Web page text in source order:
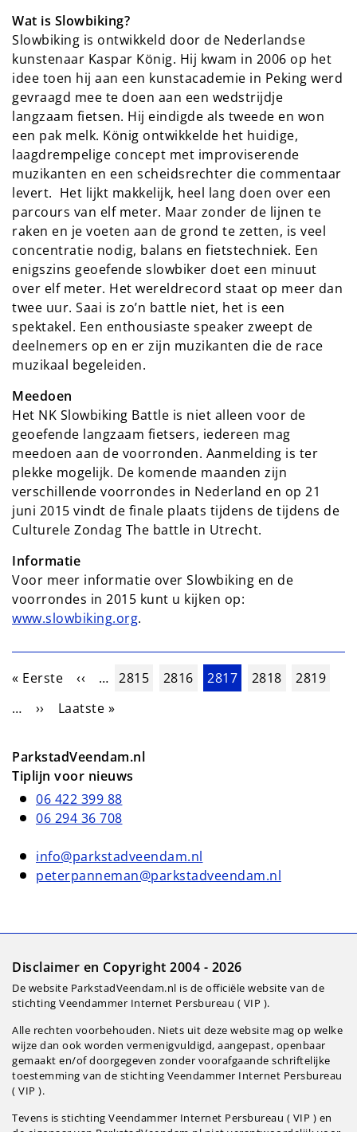
Wat is Slowbiking?
Slowbiking is ontwikkeld door de Nederlandse
kunstenaar Kaspar König. Hij kwam in 2006 op het
idee toen hij aan een kunstacademie in Peking werd
gevraagd mee te doen aan een wedstrijdje
langzaam fietsen. Hij eindigde als tweede en won
een pak melk. König ontwikkelde het huidige,
laagdrempelige concept met improviserende
muzikanten en een scheidsrechter die commentaar
levert. Het lijkt makkelijk, heel lang doen over een
parcours van elf meter. Maar zonder de lijnen te
raken en je voeten aan de grond te zetten, is veel
concentratie nodig, balans en fietstechniek. Een
enigszins geoefende slowbiker doet een minuut
over elf meter. Het wereldrecord staat op meer dan
twee uur. Saai is zo’n battle niet, het is een
spektakel. Een enthousiaste speaker zweept de
deelnemers op en er zijn muzikanten die de race
muzikaal begeleiden.
Meedoen
Het NK Slowbiking Battle is niet alleen voor de
geoefende langzaam fietsers, iedereen mag
meedoen aan de voorronden. Aanmelding is ter
plekke mogelijk. De komende maanden zijn
verschillende voorrondes in Nederland en op 21
juni 2015 vindt de finale plaats tijdens de tijdens de
Culturele Zondag The battle in Utrecht.
Informatie
Voor meer informatie over Slowbiking en de
voorrondes in 2015 kunt u kijken op:
www.slowbiking.org.
Paginering
Eerste pagina
« Eerste Vorige pagina
‹‹ … Pagina
2815 Pagina
2816 Huidige pagina
2817 Pagina
2818 Pagina
2819
…
Volgende pagina
›› Laatste pagina
Laatste »
ParkstadVeendam.nl
Tiplijn voor nieuws
06 422 399 88
06 294 36 708
info@parkstadveendam.nl
peterpanneman@parkstadveendam.nl
Disclaimer en Copyright 2004 - 2026
De website ParkstadVeendam.nl is de officiële website van de
stichting Veendammer Internet Persbureau ( VIP ).
Alle rechten voorbehouden. Niets uit deze website mag op welke
wijze dan ook worden vermenigvuldigd, aangepast, openbaar
gemaakt en/of doorgegeven zonder voorafgaande schriftelijke
toestemming van de stichting Veendammer Internet Persbureau
( VIP ).
Tevens is stichting Veendammer Internet Persbureau ( VIP ) en